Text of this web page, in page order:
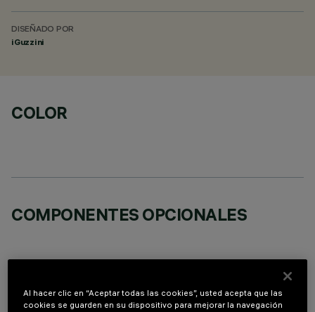
DISEÑADO POR
iGuzzini
COLOR
COMPONENTES OPCIONALES
Al hacer clic en “Aceptar todas las cookies”, usted acepta que las
cookies se guarden en su dispositivo para mejorar la navegación